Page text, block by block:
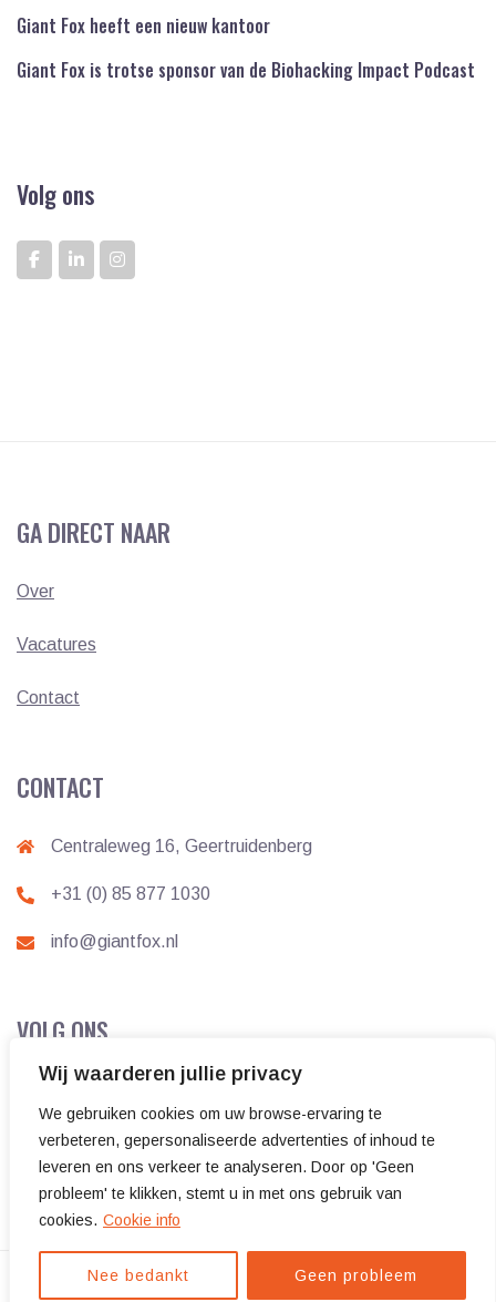
Wij waarderen jullie privacy
We gebruiken cookies om uw browse-ervaring te
verbeteren, gepersonaliseerde advertenties of inhoud te
leveren en ons verkeer te analyseren. Door op 'Geen
probleem' te klikken, stemt u in met ons gebruik van
cookies. Cookie info
Nee bedankt Geen probleem
Giant Fox heeft een nieuw kantoor
Giant Fox is trotse sponsor van de Biohacking Impact Podcast
Volg ons
GA DIRECT NAAR
Over
Vacatures
Contact
CONTACT
Centraleweg 16, Geertruidenberg
+31 (0) 85 877 1030
info@giantfox.nl
VOLG ONS
© 2019 Giant Fox. Alle rechten voorbehouden.